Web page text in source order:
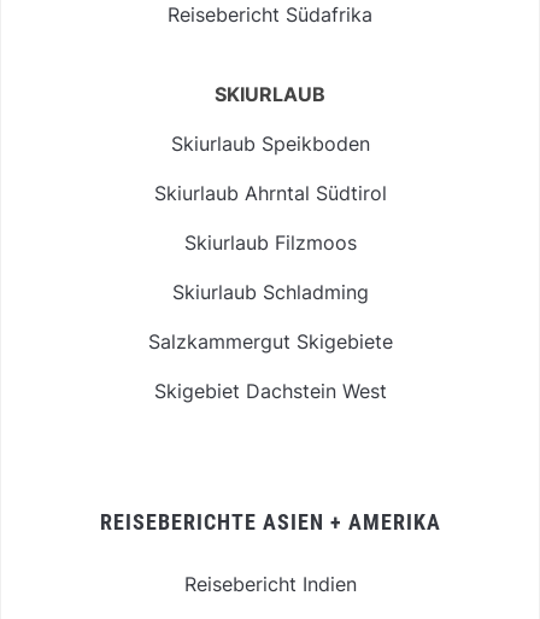
Reisebericht Südafrika
SKIURLAUB
Skiurlaub Speikboden
Skiurlaub Ahrntal Südtirol
Skiurlaub Filzmoos
Skiurlaub Schladming
Salzkammergut Skigebiete
Skigebiet Dachstein West
REISEBERICHTE ASIEN + AMERIKA
Reisebericht Indien